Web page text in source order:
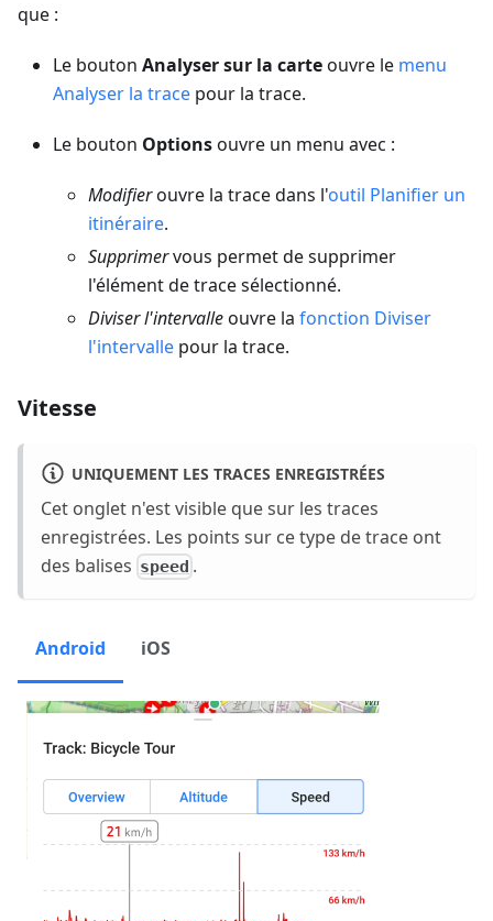
que :
Le bouton Analyser sur la carteouvre le menu
Analyser la trace pour la trace.
Le bouton Optionsouvre un menu avec :
Modifierouvre la trace dans l'outil Planifier un
itinéraire.
Supprimervous permet de supprimer
l'élément de trace sélectionné.
Diviser l'intervalleouvre la fonction Diviser
l'intervalle pour la trace.
Vitesse
UNIQUEMENT LES TRACES ENREGISTRÉES
Cet onglet n'est visible que sur les traces
enregistrées. Les points sur ce type de trace ont
des balises speed .
Android iOS